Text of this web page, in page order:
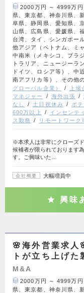
2000万円 ～ 4999万円
県、東京都、神奈川県、
阜県、静岡県、愛知県、
山県、広島県、愛媛県、
台湾、タイ、シンガポー
他アジア（ベトナム、ミ
中南米（メキシコ、ブラ
トラリア、ニュージーラ
ドイツ、ロシア等）、中
南アフリカ等）、その他
グローバル企業）
上場
マネジャー
海外出張
なし
土日祝休み ポ
600万以上
インセンテ
ス勤務
リモートワーク
※本求人は非常にクローズ
候補者が限られております
す。ご興味いた…
会社概要 大幅増員中
興味
🌸海外営業求人
トが立ち上げ
M&A
2000万円 ～ 4999万円
県、東京都、神奈川県、